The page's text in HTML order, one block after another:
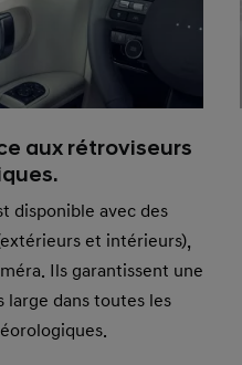
aux rétroviseurs
disponible avec des
et intérieurs),
Ils garantissent une
large dans toutes les